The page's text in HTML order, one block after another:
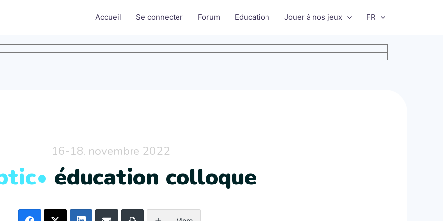
Accueil Se connecter Forum Education Jouer à nos jeux FR
16-18. novembre 2022
éducation colloque